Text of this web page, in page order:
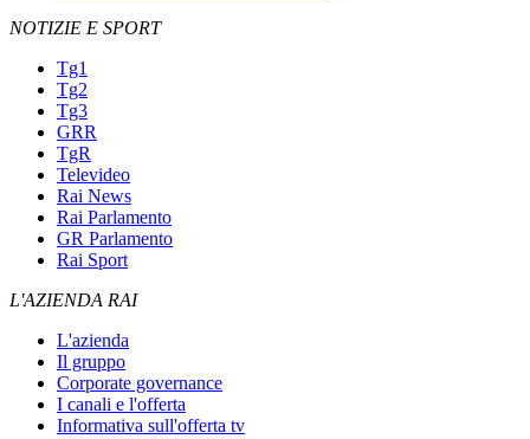
NOTIZIE E SPORT
Tg1
Tg2
Tg3
GRR
TgR
Televideo
Rai News
Rai Parlamento
GR Parlamento
Rai Sport
L'AZIENDA RAI
L'azienda
Il gruppo
Corporate governance
I canali e l'offerta
Informativa sull'offerta tv